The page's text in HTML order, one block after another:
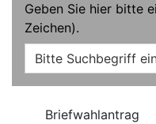
Geben Sie hier bitte
Zeichen).
Briefwahlantrag